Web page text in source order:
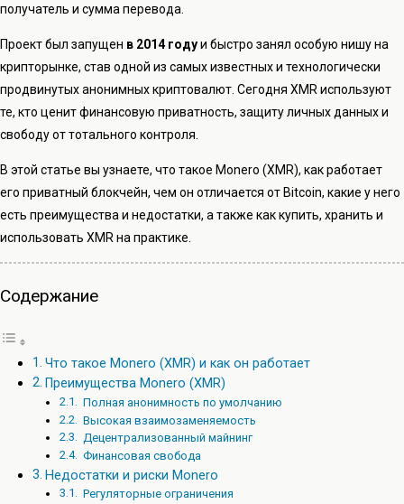
получатель и сумма перевода.
Проект был запущен в 2014 годуи быстро занял особую нишу на
крипторынке, став одной из самых известных и технологически
продвинутых анонимных криптовалют. Сегодня XMR используют
те, кто ценит финансовую приватность, защиту личных данных и
свободу от тотального контроля.
В этой статье вы узнаете, что такое Monero (XMR), как работает
его приватный блокчейн, чем он отличается от Bitcoin, какие у него
есть преимущества и недостатки, а также как купить, хранить и
использовать XMR на практике.
Содержание
Что такое Monero (XMR) и как он работает
Преимущества Monero (XMR)
Полная анонимность по умолчанию
Высокая взаимозаменяемость
Децентрализованный майнинг
Финансовая свобода
Недостатки и риски Monero
Регуляторные ограничения